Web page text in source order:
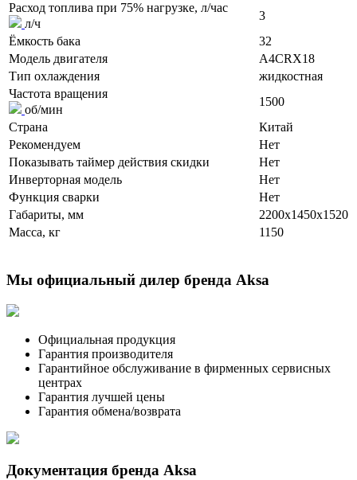
Расход топлива при 75% нагрузке, л/час
л/ч
3
Ёмкость бака
32
Модель двигателя
A4CRX18
Тип охлаждения
жидкостная
Частота вращения
об/мин
1500
Страна
Китай
Рекомендуем
Нет
Показывать таймер действия скидки
Нет
Инверторная модель
Нет
Функция сварки
Нет
Габариты, мм
2200x1450x1520
Масса, кг
1150
Мы официальный дилер бренда Aksa
Официальная продукция
Гарантия производителя
Гарантийное обслуживание в фирменных сервисных
центрах
Гарантия лучшей цены
Гарантия обмена/возврата
Документация бренда Aksa